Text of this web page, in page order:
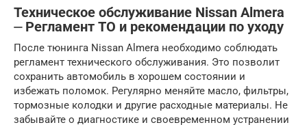
Техническое обслуживание Nissan Almera
⏤ Регламент ТО и рекомендации по уходу
После тюнинга Nissan Almera необходимо соблюдать
регламент технического обслуживания. Это позволит
сохранить автомобиль в хорошем состоянии и
избежать поломок. Регулярно меняйте масло, фильтры,
тормозные колодки и другие расходные материалы. Не
забывайте о диагностике и своевременном устранении